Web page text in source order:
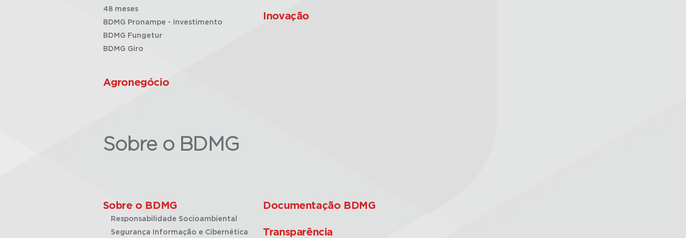
48 meses
BDMG Pronampe - Investimento
BDMG Fungetur
BDMG Giro
Agronegócio
Inovação
Sobre o BDMG
Sobre o BDMG
Responsabilidade Socioambiental
Segurança Informação e Cibernética
Documentação BDMG
Transparência